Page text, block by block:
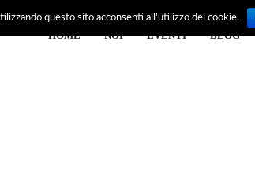
HOME NOI EVENTI BLOG
questo sito acconsenti all'utilizzo dei cookie.